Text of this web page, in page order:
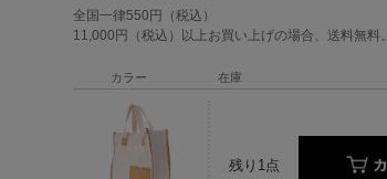
全国一律550円（税込）
11,000円（税込）以上お買い上げの場合、送料無料。
カラー 在庫
残り1点